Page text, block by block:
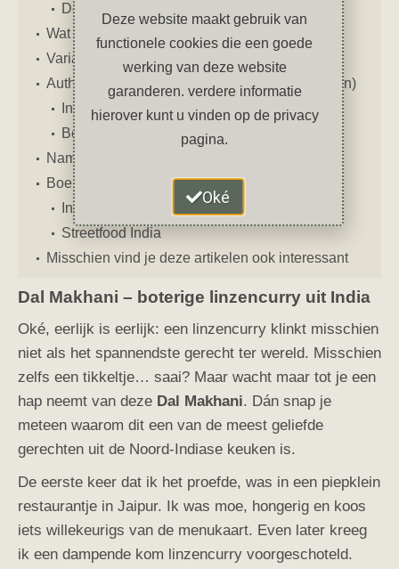
De hoofdrolspelers
Wat serveer je bij Dal Makhani
Variatietips
Authentiek recept voor Dal Makhani (Boterlinzen)
Ingrediënten
Bereiding
Namaste & eet smakelijk!
Boekentips
India The Cookbook
Streetfood India
Misschien vind je deze artikelen ook interessant
Dal Makhani – boterige linzencurry uit India
Oké, eerlijk is eerlijk: een linzencurry klinkt misschien
niet als het spannendste gerecht ter wereld. Misschien
zelfs een tikkeltje… saai? Maar wacht maar tot je een
hap neemt van deze Dal Makhani. Dán snap je
meteen waarom dit een van de meest geliefde
gerechten uit de Noord-Indiase keuken is.
De eerste keer dat ik het proefde, was in een piepklein
restaurantje in Jaipur. Ik was moe, hongerig en koos
iets willekeurigs van de menukaart. Even later kreeg
ik een dampende kom linzencurry voorgeschoteld.
Deze website maakt gebruik van
functionele cookies die een goede
werking van deze website
garanderen. verdere informatie
hierover kunt u vinden op de privacy
pagina.
Oké